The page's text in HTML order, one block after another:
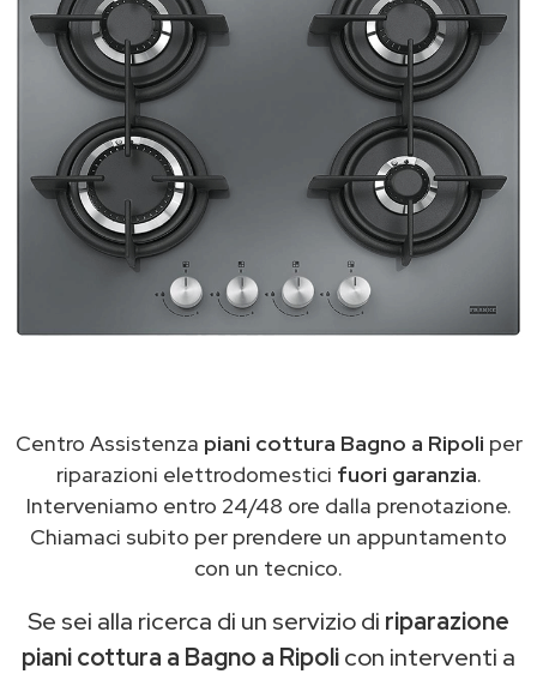
Centro Assistenza piani cottura Bagno a Ripoli per
riparazioni elettrodomestici fuori garanzia.
Interveniamo entro 24/48 ore dalla prenotazione.
Chiamaci subito per prendere un appuntamento
con un tecnico.
Se sei alla ricerca di un servizio di riparazione
piani cottura a Bagno a Ripolicon interventi a